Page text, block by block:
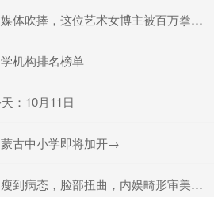
，这位艺术女博主被百万拳迷称为UFC传奇？
机构排名榜单
：10月11日
古中小学即将加开→
，脸部扭曲，内娱畸形审美什么时候是个头